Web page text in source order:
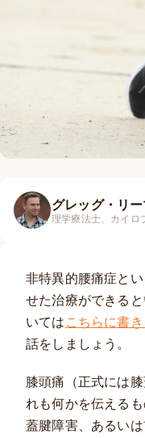
グレッグ・リ
理学療法士、カイロ
非特異的腰痛症と
せた治療ができる
いてはこちらに書
話をしましょう。
膝頭痛（正式には
れも何かを伝える
蓋腱障害、あるい